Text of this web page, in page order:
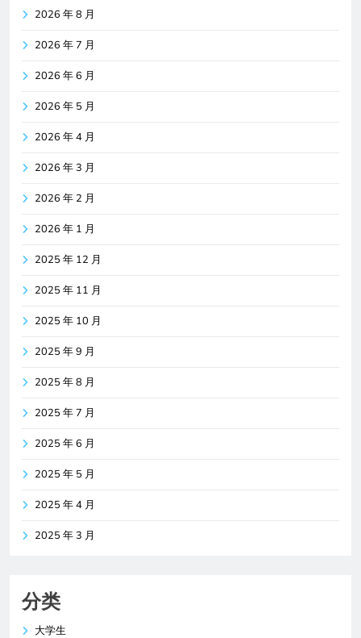
2026 年 8 月
2026 年 7 月
2026 年 6 月
2026 年 5 月
2026 年 4 月
2026 年 3 月
2026 年 2 月
2026 年 1 月
2025 年 12 月
2025 年 11 月
2025 年 10 月
2025 年 9 月
2025 年 8 月
2025 年 7 月
2025 年 6 月
2025 年 5 月
2025 年 4 月
2025 年 3 月
分类
大学生